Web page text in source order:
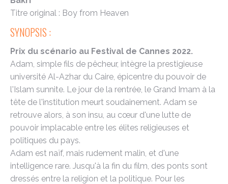
Titre original : Boy from Heaven
SYNOPSIS :
Prix du scénario au Festival de Cannes 2022.
Adam, simple fils de pêcheur, intègre la prestigieuse
université Al-Azhar du Caire, épicentre du pouvoir de
l'Islam sunnite. Le jour de la rentrée, le Grand Imam à la
tête de l'institution meurt soudainement. Adam se
retrouve alors, à son insu, au cœur d'une lutte de
pouvoir implacable entre les élites religieuses et
politiques du pays.
Adam est naïf, mais rudement malin, et d'une
intelligence rare. Jusqu'à la fin du film, des ponts sont
dressés entre la religion et la politique. Pour les